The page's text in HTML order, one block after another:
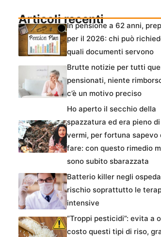
Articoli recentiIn pensione a 62 anni,
per il 2026: chi può
quali documenti servono
Brutte notizie per tutti
pensionati, niente
c’è un motivo preciso
Ho aperto il secchio della
spazzatura ed era pieno di
vermi, per fortuna sapevo
fare: con questo rimedio
sono subito sbarazzata
Batterio killer negli
rischio soprattutto le
intensive
“Troppi pesticidi”: evita a
costo questi tipi di riso,